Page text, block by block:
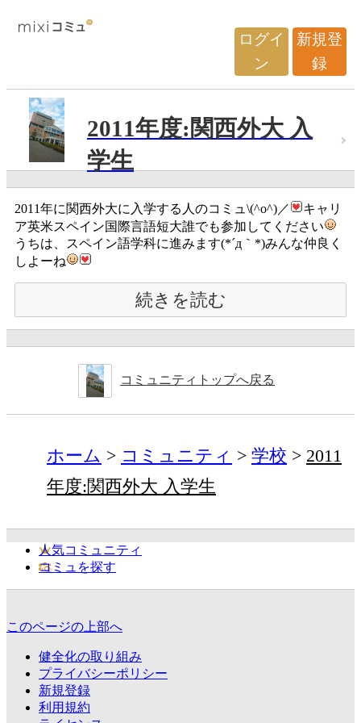
ログイ
ン
新規登
録
2011年度:関西外大 入
学生
2011年に関西外大に入学する人のコミュ\(^o^)／
キャリ
ア英米スペイン国際言語短大誰でも参加してください
うちは、スペイン語学科に進みます(*´д｀*)みんな仲良く
しよーね
続きを読む
コミュニティトップへ戻る
ホーム コミュニティ 学校
2011
年度:関西外大 入学生
人気コミュニティ
コミュを探す
このページの上部へ
健全化の取り組み
プライバシーポリシー
新規登録
利用規約